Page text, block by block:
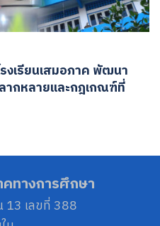
งเรียนเสมอภาค พัฒนา
กหลายและกฎเกณฑ์ที่
ทางการศึกษา
13 เลขที่ 388